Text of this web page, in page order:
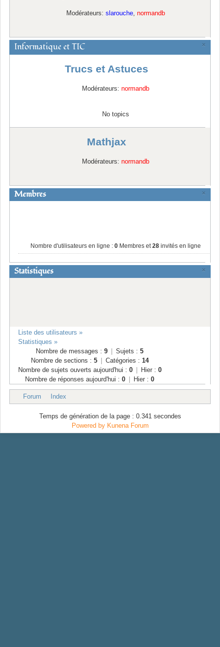
Modérateurs:slarouche,normandb
×
Informatique et TIC
Trucs et Astuces
Modérateurs:normandb
No topics
Mathjax
Modérateurs:normandb
×
Membres
Nombre d'utilisateurs en ligne :0 Membres et28invités en ligne
×
Statistiques
Liste des utilisateurs »
Statistiques »
Nombre de messages :9 Sujets :5
Nombre de sections : 5 Catégories : 14
Nombre de sujets ouverts aujourd'hui : 0 Hier : 0
Nombre de réponses aujourd'hui :0 Hier :0
Forum Index
Temps de génération de la page : 0.341 secondes
Powered by Kunena Forum